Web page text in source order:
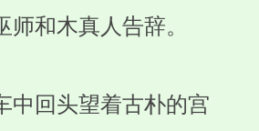
师和木真人告辞。
回头望着古朴的宫